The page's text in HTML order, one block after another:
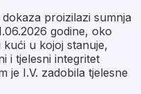
proizilazi sumnja
godine, oko
u kojoj stanuje,
i tjelesni integritet
je I.V. zadobila tjelesne